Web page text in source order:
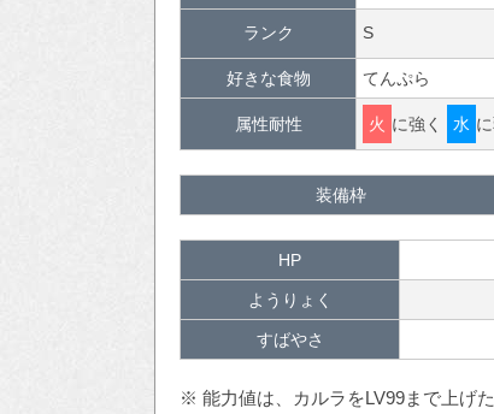
ランク S
好きな食物 てんぷら
属性耐性 火 に強く 水
装備枠
HP
ようりょく
すばやさ
※ 能力値は、カルラをLV99まで上げ